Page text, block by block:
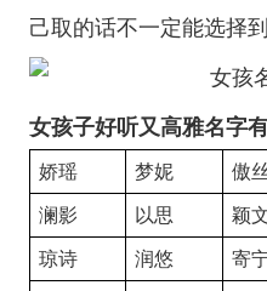
己取的话不一定能选择
女孩子好听又高雅名字
娇瑶 梦妮 傲
澜影 以思 颖
琼诗 润悠 寄